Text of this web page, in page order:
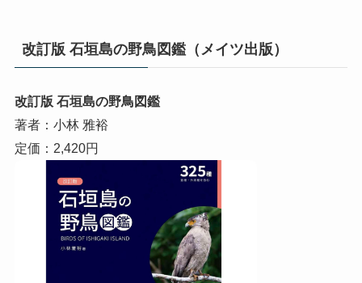
改訂版 石垣島の野鳥図鑑（メイツ出版）
改訂版 石垣島の野鳥図鑑
著者：小林 雅裕
定価：2,420円